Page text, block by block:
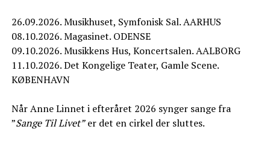
26.09.2026. Musikhuset, Symfonisk Sal. AARHUS
08.10.2026. Magasinet. ODENSE
09.10.2026. Musikkens Hus, Koncertsalen. AALBORG
11.10.2026. Det Kongelige Teater, Gamle Scene.
KØBENHAVN
Når Anne Linnet i efteråret 2026 synger sange fra
”Sange Til Livet”er det en cirkel der sluttes.